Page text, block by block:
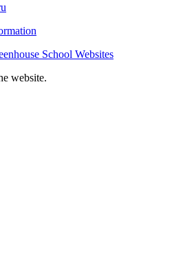
School Websites
website.